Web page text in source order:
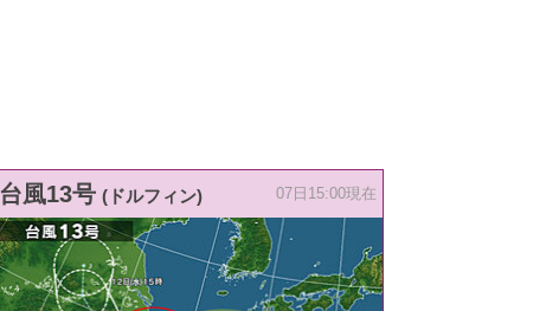
台風13号 (ドルフィン) 07日15:00現在